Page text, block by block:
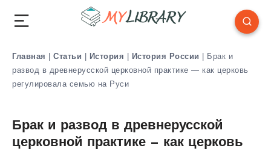
Главная | Статьи | История | История России | Брак и
развод в древнерусской церковной практике — как церковь
регулировала семью на Руси
Брак и развод в древнерусской
церковной практике — как церковь